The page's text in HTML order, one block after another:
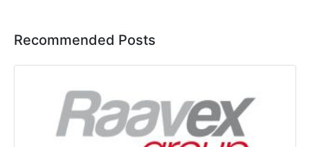
Recommended Posts